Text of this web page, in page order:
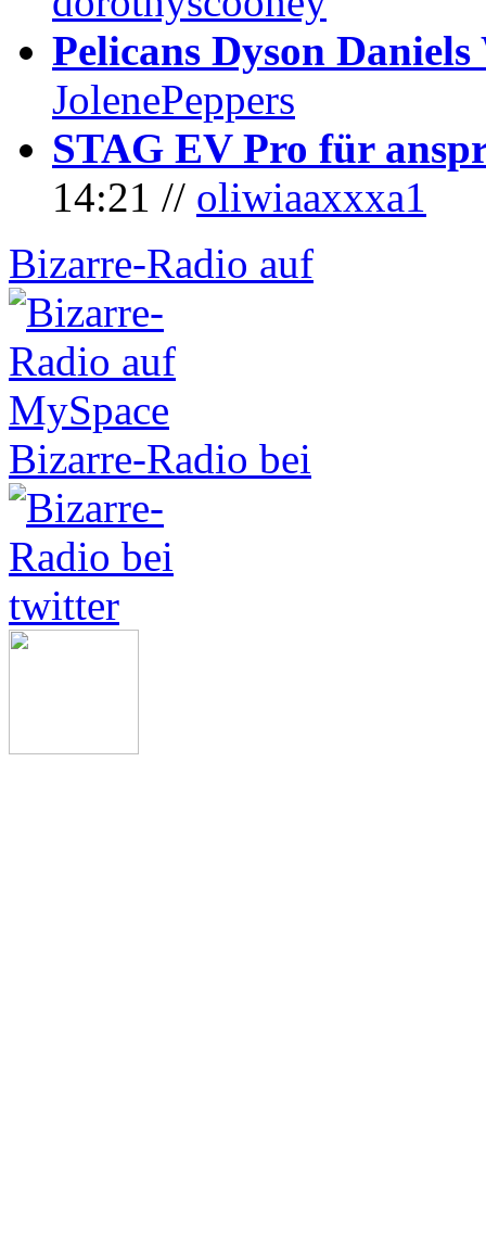
Pelicans Dyson
JolenePeppers
STAG EV Pro für
14:21 // oliwiaaxxxa1
Bizarre-Radio auf
Bizarre-Radio bei